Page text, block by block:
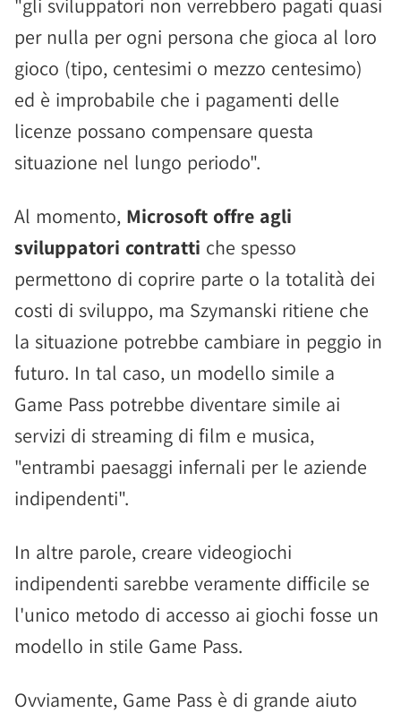
"gli sviluppatori non verrebbero pagati quasi
per nulla per ogni persona che gioca al loro
gioco (tipo, centesimi o mezzo centesimo)
ed è improbabile che i pagamenti delle
licenze possano compensare questa
situazione nel lungo periodo".
Al momento, Microsoft offre agli
sviluppatori contratti che spesso
permettono di coprire parte o la totalità dei
costi di sviluppo, ma Szymanski ritiene che
la situazione potrebbe cambiare in peggio in
futuro. In tal caso, un modello simile a
Game Pass potrebbe diventare simile ai
servizi di streaming di film e musica,
"entrambi paesaggi infernali per le aziende
indipendenti".
In altre parole, creare videogiochi
indipendenti sarebbe veramente difficile se
l'unico metodo di accesso ai giochi fosse un
modello in stile Game Pass.
Ovviamente, Game Pass è di grande aiuto